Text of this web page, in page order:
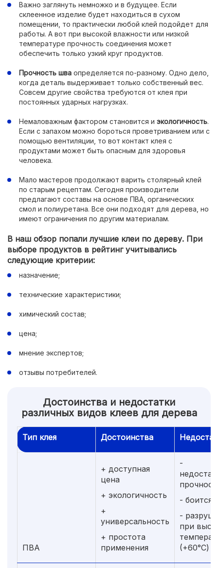
Важно заглянуть немножко и в будущее. Если
склеенное изделие будет находиться в сухом
помещении, то практически любой клей подойдет для
работы. А вот при высокой влажности или низкой
температуре прочность соединения может
обеспечить только узкий круг продуктов.
Прочность шва определяется по-разному. Одно дело,
когда деталь выдерживает только собственный вес.
Совсем другие свойства требуются от клея при
постоянных ударных нагрузках.
Немаловажным фактором становится и экологичность.
Если с запахом можно бороться проветриванием или с
помощью вентиляции, то вот контакт клея с
продуктами может быть опасным для здоровья
человека.
Мало мастеров продолжают варить столярный клей
по старым рецептам. Сегодня производители
предлагают составы на основе ПВА, органических
смол и полиуретана. Все они подходят для дерева, но
имеют ограничения по другим материалам.
В наш обзор попали лучшие клеи по дереву. При
выборе продуктов в рейтинг учитывались
следующие критерии:
назначение;
технические характеристики;
химический состав;
цена;
мнение экспертов;
отзывы потребителей.
Достоинства и недостатки
различных видов клеев для дерева
Тип клея Достоинства
ПВА
+ доступная
цена
+ экологичность
+
универсальность
+ простота
применения
-
- боится
-
при
(+60°С)